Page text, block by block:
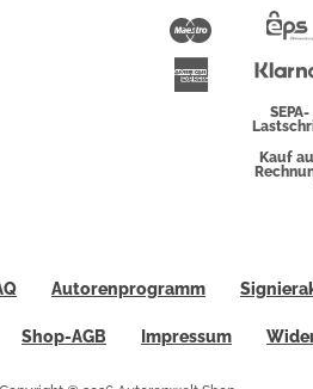
Maestro
American
ExpressSEPA-
Kauf
Autorenprogramm
Shop-AGB Impressum